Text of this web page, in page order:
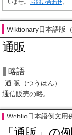
いませ。 お問い合わせ
Wiktionary日本語版
通販
略語
通 販 （つうはん）
通信販売の略。
Weblio日本語例文用
「通販」の